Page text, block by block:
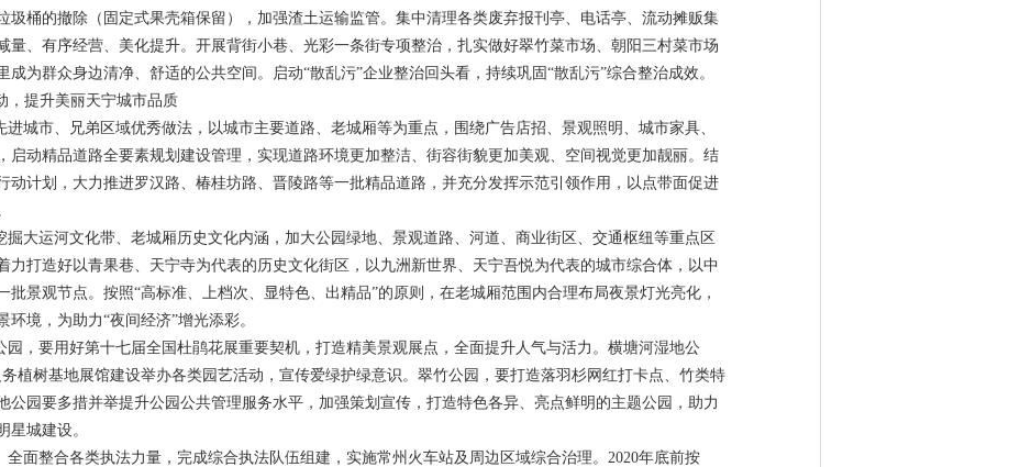
圾桶的撤除（固定式果壳箱保留），加强渣土运输监管。集中清理各类废弃报刊亭、电话亭、流动摊贩集
量、有序经营、美化提升。开展背街小巷、光彩一条街专项整治，扎实做好翠竹菜市场、朝阳三村菜市场
成为群众身边清净、舒适的公共空间。启动“散乱污”企业整治回头看，持续巩固“散乱污”综合整治成效。
，提升美丽天宁城市品质
进城市、兄弟区域优秀做法，以城市主要道路、老城厢等为重点，围绕广告店招、景观照明、城市家具、
启动精品道路全要素规划建设管理，实现道路环境更加整洁、街容街貌更加美观、空间视觉更加靓丽。结
动计划，大力推进罗汉路、椿桂坊路、晋陵路等一批精品道路，并充分发挥示范引领作用，以点带面促进
掘大运河文化带、老城厢历史文化内涵，加大公园绿地、景观道路、河道、商业街区、交通枢纽等重点区
力打造好以青果巷、天宁寺为代表的历史文化街区，以九洲新世界、天宁吾悦为代表的城市综合体，以中
批景观节点。按照“高标准、上档次、显特色、出精品”的原则，在老城厢范围内合理布局夜景灯光亮化，
境，为助力“夜间经济”增光添彩。
园，要用好第十七届全国杜鹃花展重要契机，打造精美景观展点，全面提升人气与活力。横塘河湿地公
务植树基地展馆建设举办各类园艺活动，宣传爱绿护绿意识。翠竹公园，要打造落羽杉网红打卡点、竹类特
公园要多措并举提升公园公共管理服务水平，加强策划宣传，打造特色各异、亮点鲜明的主题公园，助力
星城建设。
全面整合各类执法力量，完成综合执法队伍组建，实施常州火车站及周边区域综合治理。2020年底前按